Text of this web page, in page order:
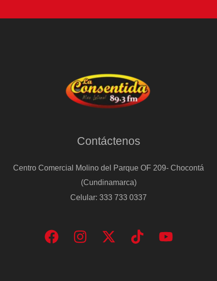
Contáctenos
Centro Comercial Molino del Parque OF 209- Chocontá
(Cundinamarca)
Celular: 333 733 0337